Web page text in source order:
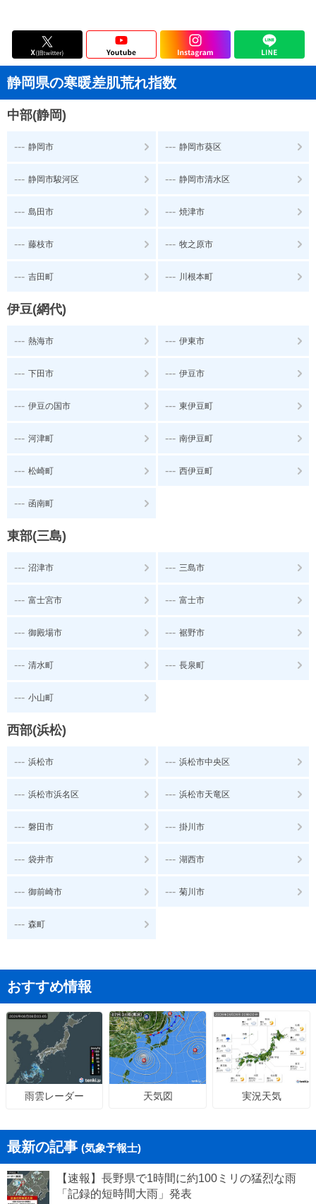
静岡県の寒暖差肌荒れ指数
中部(静岡)
--- 静岡市 --- 静岡市葵区
--- 静岡市駿河区 --- 静岡市清水区
--- 島田市 --- 焼津市
--- 藤枝市 --- 牧之原市
--- 吉田町 --- 川根本町
伊豆(網代)
--- 熱海市 --- 伊東市
--- 下田市 --- 伊豆市
--- 伊豆の国市 --- 東伊豆町
--- 河津町 --- 南伊豆町
--- 松崎町 --- 西伊豆町
--- 函南町
東部(三島)
--- 沼津市 --- 三島市
--- 富士宮市 --- 富士市
--- 御殿場市 --- 裾野市
--- 清水町 --- 長泉町
--- 小山町
西部(浜松)
--- 浜松市 --- 浜松市中央区
--- 浜松市浜名区 --- 浜松市天竜区
--- 磐田市 --- 掛川市
--- 袋井市 --- 湖西市
--- 御前崎市 --- 菊川市
--- 森町
おすすめ情報
雨雲レーダー 天気図 実況天気
最新の記事 (気象予報士)
【速報】長野県で1時間に約100ミリの猛烈な雨
「記録的短時間大雨」発表